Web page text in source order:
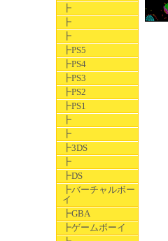
┣
┣
┣
┣PS5
┣PS4
┣PS3
┣PS2
┣PS1
┣
┣
┣3DS
┣
┣DS
┣バーチャルボー
イ
┣GBA
┣ゲームボーイ